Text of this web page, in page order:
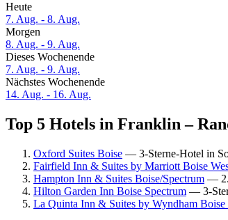
Heute
7. Aug. - 8. Aug.
Morgen
8. Aug. - 9. Aug.
Dieses Wochenende
7. Aug. - 9. Aug.
Nächstes Wochenende
14. Aug. - 16. Aug.
Top 5 Hotels in Franklin –
Oxford Suites Boise — 3-Sterne-Hotel in
Fairfield Inn & Suites by Marriott Boise
Hampton Inn & Suites Boise/Spectrum —
Hilton Garden Inn Boise Spectrum — 3-
La Quinta Inn & Suites by Wyndham Boise